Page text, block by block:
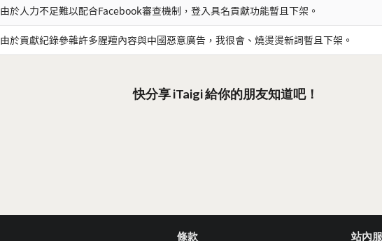
由於人力不足難以配合Facebook審查機制，登入具名貢獻功能暫且下架。
由於貢獻紀錄參雜許多腥羶內容與中國惡意廣告，我很會、燒燙燙新詞暫且下架。
快分享 iTaigi 給你的朋友知道吧！
條款 站內